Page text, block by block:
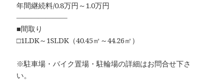
年間継続料/0.8万円～1.0万円
―――――――
■間取り
□1LDK～1SLDK（40.45㎡～44.26㎡）
※駐車場・バイク置場・駐輪場の詳細はお問合せ下さ
い。